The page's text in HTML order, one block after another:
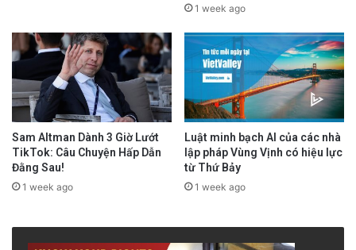
1 week ago
Sam Altman Dành 3 Giờ Lướt
TikTok: Câu Chuyện Hấp Dẫn
Đằng Sau!
1 week ago
Luật minh bạch AI của các nhà
lập pháp Vùng Vịnh có hiệu lực
từ Thứ Bảy
1 week ago